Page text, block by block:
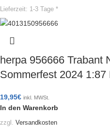
Lieferzeit: 1-3 Tage *
herpa 956666 Trabant
Sommerfest 2024
19,95€ inkl. MWSt.
In den Warenkorb
zzgl. Versandkosten